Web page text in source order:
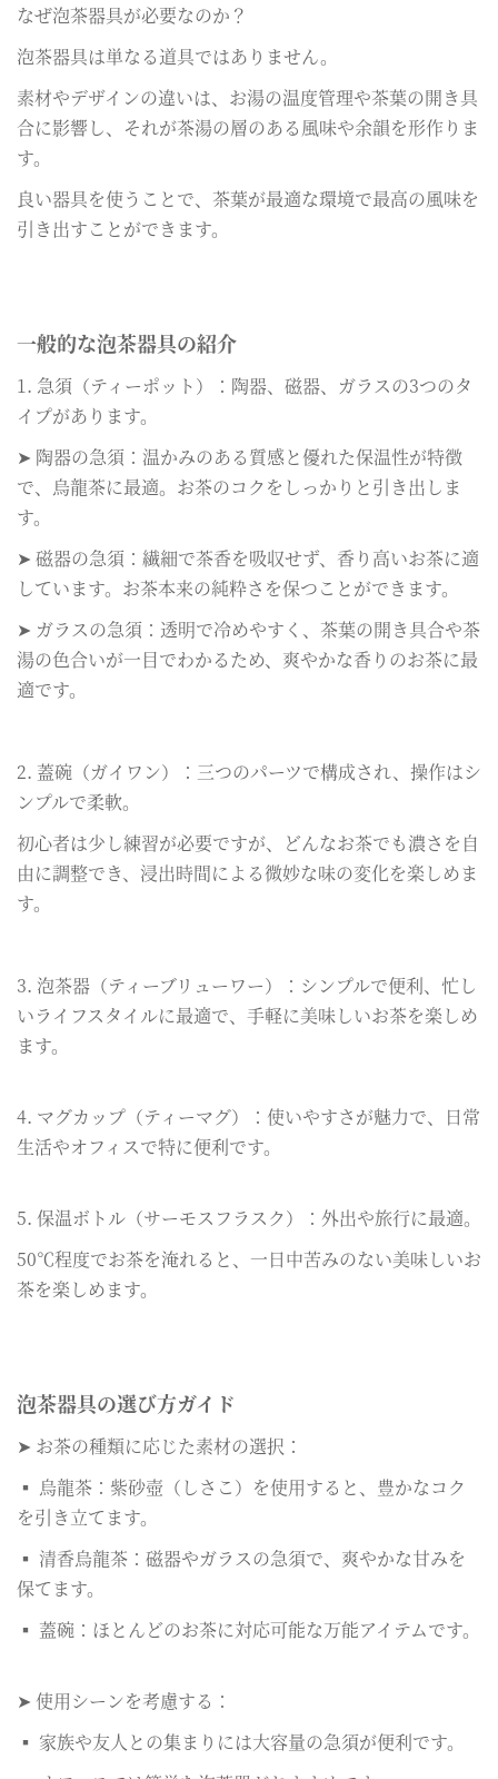
なぜ泡茶器具が必要なのか？
泡茶器具は単なる道具ではありません。
素材やデザインの違いは、お湯の温度管理や茶葉の開き具
合に影響し、それが茶湯の層のある風味や余韻を形作りま
す。
良い器具を使うことで、茶葉が最適な環境で最高の風味を
引き出すことができます。
一般的な泡茶器具の紹介
1. 急須（ティーポット）：陶器、磁器、ガラスの3つのタ
イプがあります。
➤ 陶器の急須：温かみのある質感と優れた保温性が特徴
で、烏龍茶に最適。お茶のコクをしっかりと引き出しま
す。
➤ 磁器の急須：繊細で茶香を吸収せず、香り高いお茶に適
しています。お茶本来の純粋さを保つことができます。
➤ ガラスの急須：透明で冷めやすく、茶葉の開き具合や茶
湯の色合いが一目でわかるため、爽やかな香りのお茶に最
適です。
2. 蓋碗（ガイワン）：三つのパーツで構成され、操作はシ
ンプルで柔軟。
初心者は少し練習が必要ですが、どんなお茶でも濃さを自
由に調整でき、浸出時間による微妙な味の変化を楽しめま
す。
3. 泡茶器（ティーブリューワー）：シンプルで便利、忙し
いライフスタイルに最適で、手軽に美味しいお茶を楽しめ
ます。
4. マグカップ（ティーマグ）：使いやすさが魅力で、日常
生活やオフィスで特に便利です。
5. 保温ボトル（サーモスフラスク）：外出や旅行に最適。
50℃程度でお茶を淹れると、一日中苦みのない美味しいお
茶を楽しめます。
泡茶器具の選び方ガイド
➤ お茶の種類に応じた素材の選択：
▪ 烏龍茶：紫砂壺（しさこ）を使用すると、豊かなコク
を引き立てます。
▪ 清香烏龍茶：磁器やガラスの急須で、爽やかな甘みを
保てます。
▪ 蓋碗：ほとんどのお茶に対応可能な万能アイテムです。
➤ 使用シーンを考慮する：
▪ 家族や友人との集まりには大容量の急須が便利です。